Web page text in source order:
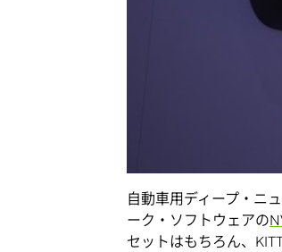
自動車用ディープ・ニ
ーク・ソフトウェアの
セットはもちろん、